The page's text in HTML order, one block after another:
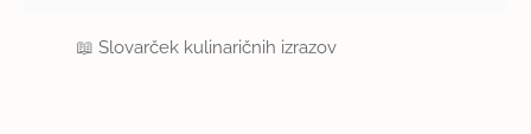
📖Slovarček kulinaričnih izrazov